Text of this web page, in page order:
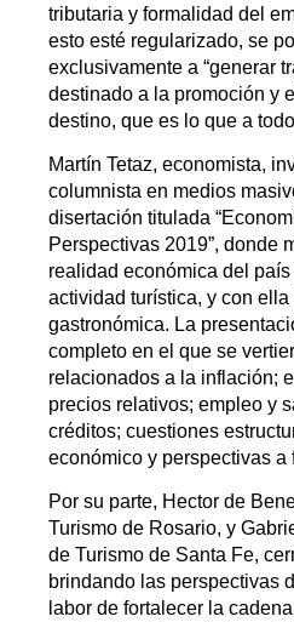
tributaria y formalidad del
esto esté regularizado, se
exclusivamente a “generar
destinado a la promoción y
destino, que es lo que a
Martín Tetaz, economista,
columnista en medios
disertación titulada
Perspectivas 2019”, donde
realidad económica del
actividad turística, y con ella
gastronómica. La
completo en el que se
relacionados a la inflación;
precios relativos; empleo y
créditos; cuestiones
económico y perspectivas a
Por su parte, Hector de
Turismo de Rosario, y
de Turismo de Santa Fe,
brindando las perspectivas
labor de fortalecer la